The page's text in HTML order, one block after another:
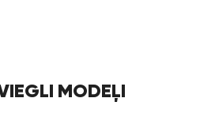
MODEĻI